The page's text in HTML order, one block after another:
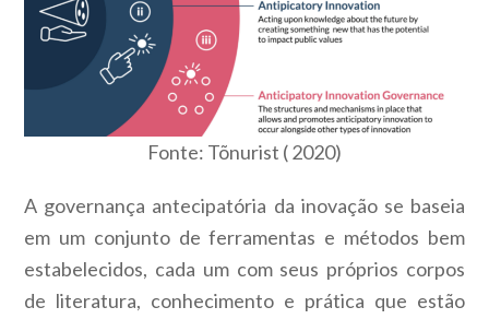
Fonte: Tõnurist ( 2020)
A governança antecipatória da inovação se baseia
em um conjunto de ferramentas e métodos bem
estabelecidos, cada um com seus próprios corpos
de literatura, conhecimento e prática que estão